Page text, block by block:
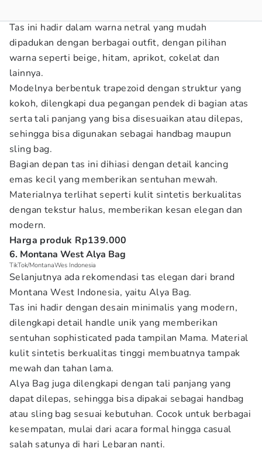
Tas ini hadir dalam warna netral yang mudah
dipadukan dengan berbagai outfit, dengan pilihan
warna seperti beige, hitam, aprikot, cokelat dan
lainnya.
Modelnya berbentuk trapezoid dengan struktur yang
kokoh, dilengkapi dua pegangan pendek di bagian atas
serta tali panjang yang bisa disesuaikan atau dilepas,
sehingga bisa digunakan sebagai handbag maupun
sling bag.
Bagian depan tas ini dihiasi dengan detail kancing
emas kecil yang memberikan sentuhan mewah.
Materialnya terlihat seperti kulit sintetis berkualitas
dengan tekstur halus, memberikan kesan elegan dan
modern.
Harga produk Rp139.000
6. Montana West Alya Bag
TikTok/MontanaWes Indonesia
Selanjutnya ada rekomendasi tas elegan dari brand
Montana West Indonesia, yaitu Alya Bag.
Tas ini hadir dengan desain minimalis yang modern,
dilengkapi detail handle unik yang memberikan
sentuhan sophisticated pada tampilan Mama. Material
kulit sintetis berkualitas tinggi membuatnya tampak
mewah dan tahan lama.
Alya Bag juga dilengkapi dengan tali panjang yang
dapat dilepas, sehingga bisa dipakai sebagai handbag
atau sling bag sesuai kebutuhan. Cocok untuk berbagai
kesempatan, mulai dari acara formal hingga casual
salah satunya di hari Lebaran nanti.